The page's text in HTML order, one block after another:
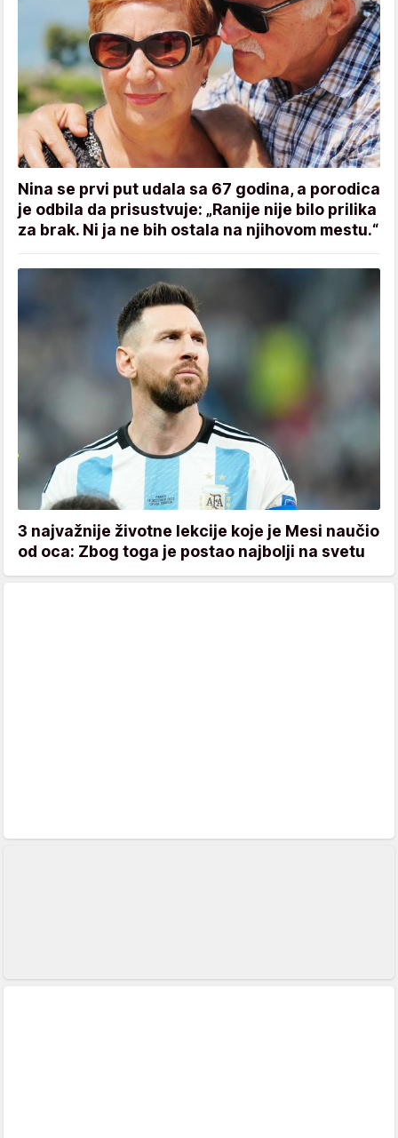
Nina se prvi put udala sa 67 godina, a porodica
je odbila da prisustvuje: „Ranije nije bilo prilika
za brak. Ni ja ne bih ostala na njihovom mestu.“
3 najvažnije životne lekcije koje je Mesi naučio
od oca: Zbog toga je postao najbolji na svetu